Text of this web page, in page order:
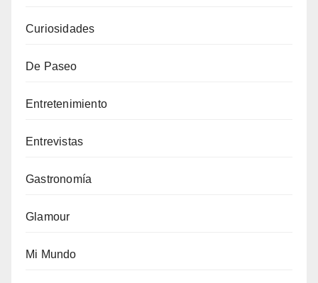
Curiosidades
De Paseo
Entretenimiento
Entrevistas
Gastronomía
Glamour
Mi Mundo